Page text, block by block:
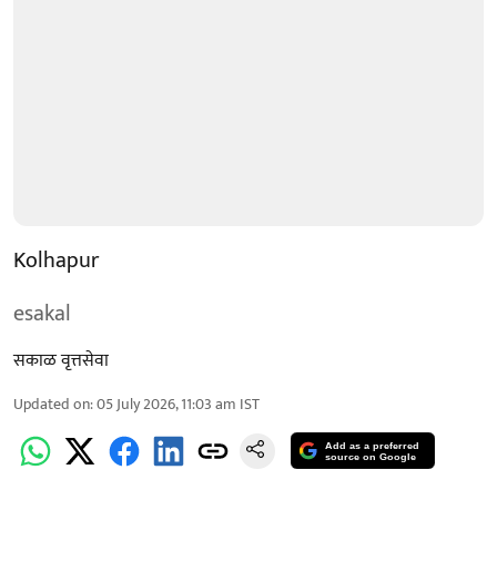
Kolhapur
esakal
सकाळ वृत्तसेवा
Updated on:05 July 2026, 11:03 am IST
Add as a preferred
source on Google